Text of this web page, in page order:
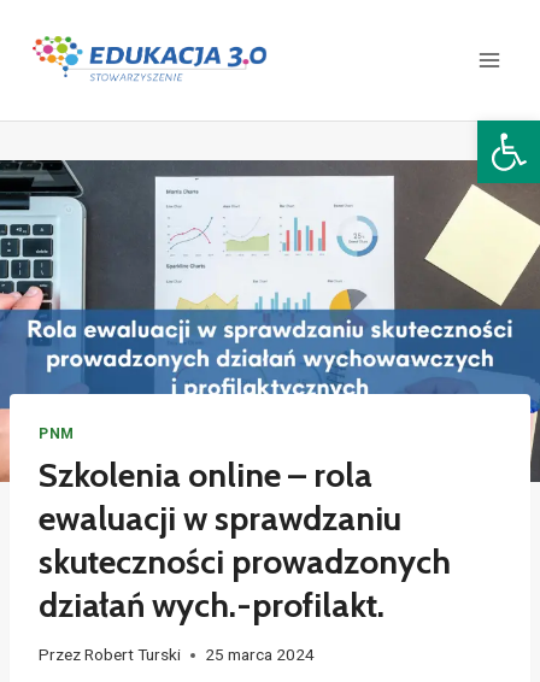
PNM
Szkolenia online – rola
ewaluacji w sprawdzaniu
skuteczności prowadzonych
działań wych.-profilakt.
PrzezRobert Turski 25 marca 2024